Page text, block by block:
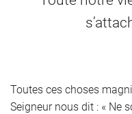
Toutes ces choses
Seigneur nous dit : « Ne